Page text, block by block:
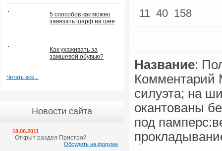
11 40 158
Название:
Комментарий
силуэта; на
окантованы
под
5 способов как можно
завязать шарф на шее
Как ухаживать за
замшевой обувью?
Читать все...
Новости сайта
18.06.2011
Открыт раздел Пристрой
Обсудить на форуме